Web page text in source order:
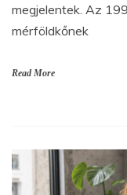
megjelentek. Az
mérföldkőnek
Read More